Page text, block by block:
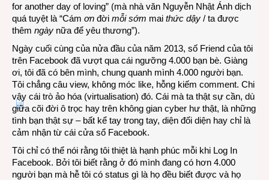
for another day of loving” (mà nhà văn Nguyễn Nhật Ánh dịch
quá tuyệt là “Cám ơn đời mỗi sớm mai thức dậy / ta được
thêm ngày nữa để yêu thương”).
Ngày cuối cùng của nửa đầu của năm 2013, số Friend của tôi
trên Facebook đã vượt qua cái ngưỡng 4.000 bạn bè. Giàng
ơi, tôi đã có bên mình, chung quanh mình 4.000 người bạn.
Tôi chẳng câu view, không móc like, hỗng kiếm comment. Chi
vậy cái trò ảo hóa (virtualisation) đó. Cái mà ta thật sự cần, dù
giữa cõi đời ô trọc hay trên không gian cyber hư thật, là những
tình bạn thật sự – bất kể tay trong tay, diện đối diện hay chỉ là
cảm nhận từ cái cửa sổ Facebook.
Tôi chỉ có thể nói rằng tôi thiệt là hạnh phúc mỗi khi Log In
Facebook. Bởi tôi biết rằng ở đó mình đang có hơn 4.000
người bạn mà hễ tôi có status gì là họ đều biết được và họ